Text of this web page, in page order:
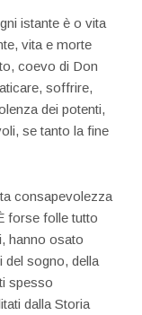
istante è o vita
vita e morte
coevo di Don
soffrire,
dei potenti,
se tanto la fine
consapevolezza
forse folle tutto
hanno osato
del sogno, della
spesso
dalla Storia